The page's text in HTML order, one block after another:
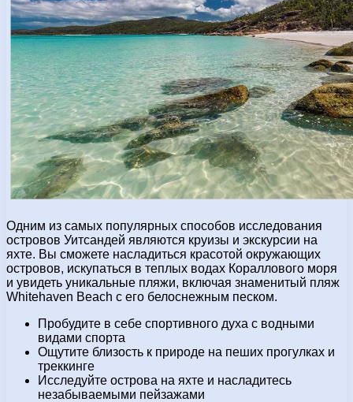
Одним из самых популярных способов исследования
островов Уитсандей являются круизы и экскурсии на
яхте. Вы сможете насладиться красотой окружающих
островов, искупаться в теплых водах Кораллового моря
и увидеть уникальные пляжи, включая знаменитый пляж
Whitehaven Beach с его белоснежным песком.
Пробудите в себе спортивного духа с водными
видами спорта
Ощутите близость к природе на пеших прогулках и
треккинге
Исследуйте острова на яхте и насладитесь
незабываемыми пейзажами